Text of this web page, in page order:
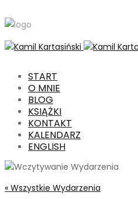
START
O MNIE
BLOG
KSIĄŻKI
KONTAKT
KALENDARZ
ENGLISH
« Wszystkie Wydarzenia